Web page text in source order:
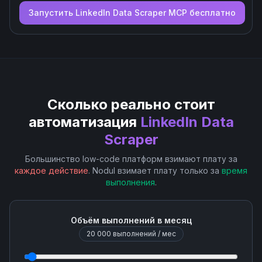
Запустить LinkedIn Data Scraper MCP бесплатно
Сколько реально стоит
автоматизация LinkedIn Data
Scraper
Большинство low-code платформ взимают плату за
каждое действие. Nodul взимает плату только за время
выполнения.
Объём выполнений в месяц
20 000 выполнений / мес